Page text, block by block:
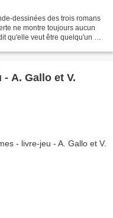
dessinées des trois romans
ne montre toujours aucun
qu'elle veut être quelqu'un de